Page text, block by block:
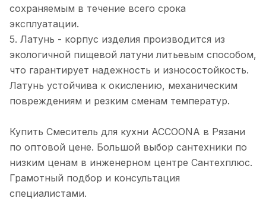
сохраняемым в течение всего срока
эксплуатации.
5. Латунь - корпус изделия производится из
экологичной пищевой латуни литьевым способом,
что гарантирует надежность и износостойкость.
Латунь устойчива к окислению, механическим
повреждениям и резким сменам температур.
Купить Смеситель для кухни ACCOONA в Рязани
по оптовой цене. Большой выбор сантехники по
низким ценам в инженерном центре Сантехплюс.
Грамотный подбор и консультация
специалистами.